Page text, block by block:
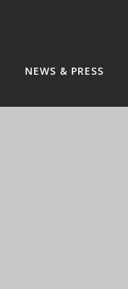
NEWS & PRESS